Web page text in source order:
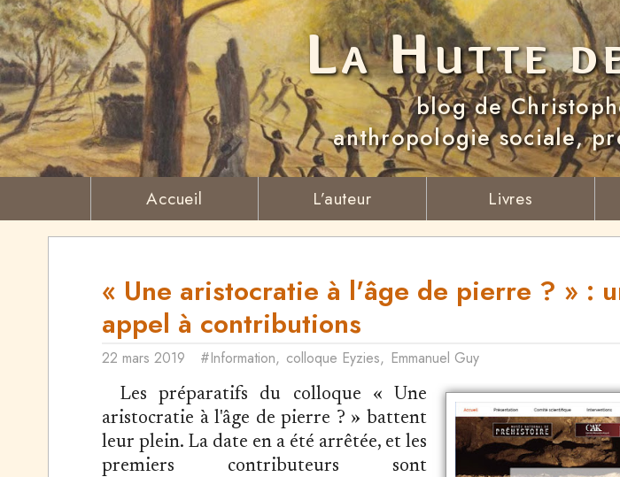
La Hutte
blog de
anthropologie sociale,
Accueil L’auteur Livres
« Une aristocratie à l'âge de pierre ? » :
appel à contributions
22 mars 2019 #Information, colloque Eyzies, Emmanuel Guy
Les préparatifs du colloque « Une
aristocratie à l'âge de pierre ? » battent
leur plein. La date en a été arrêtée, et les
premiers contributeurs sont